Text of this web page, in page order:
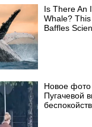
Is There An
Whale?
Baffles
Новое
Пугачевой